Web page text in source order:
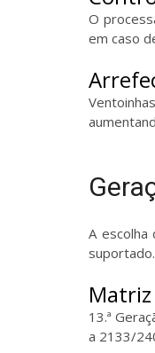
O
em caso
A
13.ª
a 2133/